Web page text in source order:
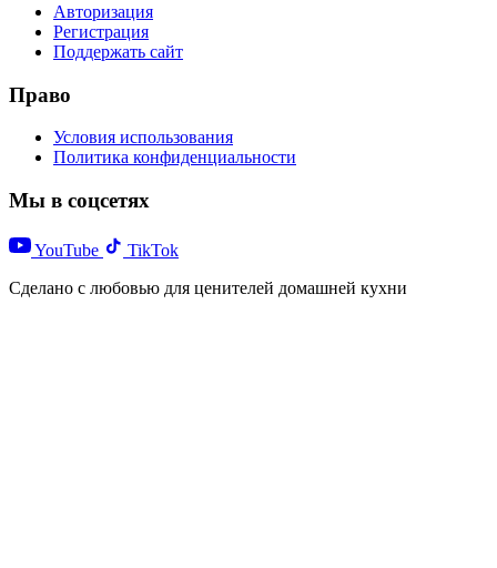
Авторизация
Регистрация
Поддержать сайт
Право
Условия использования
Политика конфиденциальности
Мы в соцсетях
YouTube
TikTok
Сделано с любовью для ценителей домашней кухни